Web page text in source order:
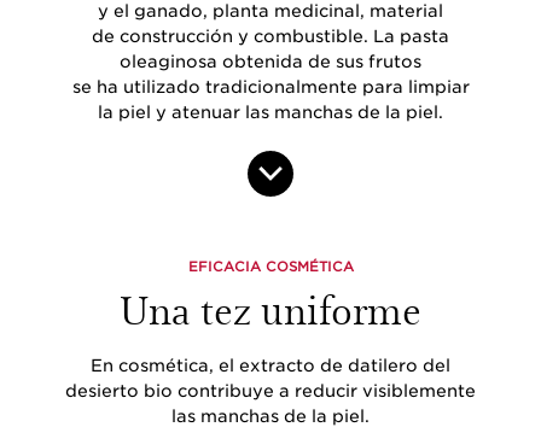
y el ganado, planta medicinal, material
de construcción y combustible. La pasta
oleaginosa obtenida de sus frutos
se ha utilizado tradicionalmente para limpiar
la piel y atenuar las manchas de la piel.
EFICACIA COSMÉTICA
Una tez uniforme
En cosmética, el extracto de datilero del
desierto bio contribuye a reducir visiblemente
las manchas de la piel.